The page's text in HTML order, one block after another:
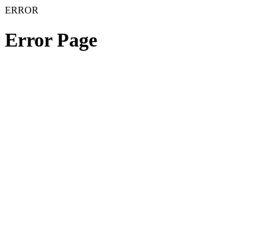
ERROR
Error Page